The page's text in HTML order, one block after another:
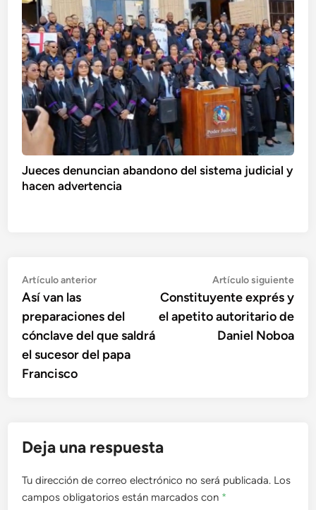
Jueces denuncian abandono del sistema judicial y
hacen advertencia
Navegación
de
entradas
Artículo anteriorArtículo
Así van las
preparaciones del
cónclave del que saldrá
el sucesor del papa
Francisco
Artículo siguiente
Constituyente exprés y
el apetito autoritario de
Daniel Noboa
Deja una respuesta
Tu dirección de correo electrónico no será publicada. Los
campos obligatorios están marcados con *